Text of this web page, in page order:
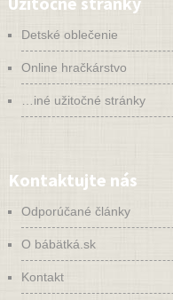
Detské oblečenie
Online hračkárstvo
…iné užitočné stránky
Kontaktujte nás
Odporúčané články
O bábätká.sk
Kontakt